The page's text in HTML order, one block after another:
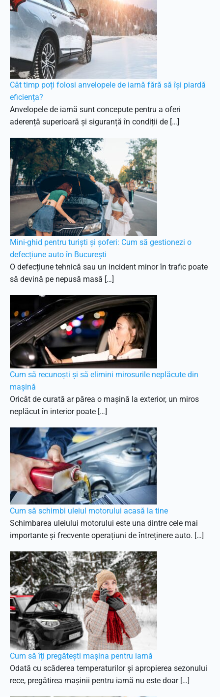
Cât timp poți folosi anvelopele de iarnă fără să își piardă
eficiența?
Anvelopele de iarnă sunt concepute pentru a oferi
aderență superioară și siguranță în condiții de […]
Mini-ghid pentru turiști și șoferi: Cum să gestionezi o
defecțiune auto în București
O defecțiune tehnică sau un incident minor în trafic poate
să devină pe nepusă masă […]
Cum să recunoști și să elimini mirosurile neplăcute din
mașină
Oricât de curată ar părea o mașină la exterior, un miros
neplăcut în interior poate […]
Cum să schimbi uleiul motorului acasă la tine
Schimbarea uleiului motorului este una dintre cele mai
importante și frecvente operațiuni de întreținere auto. […]
Cum să îți pregătești mașina pentru iarnă
Odată cu scăderea temperaturilor și apropierea sezonului
rece, pregătirea mașinii pentru iarnă nu este doar […]